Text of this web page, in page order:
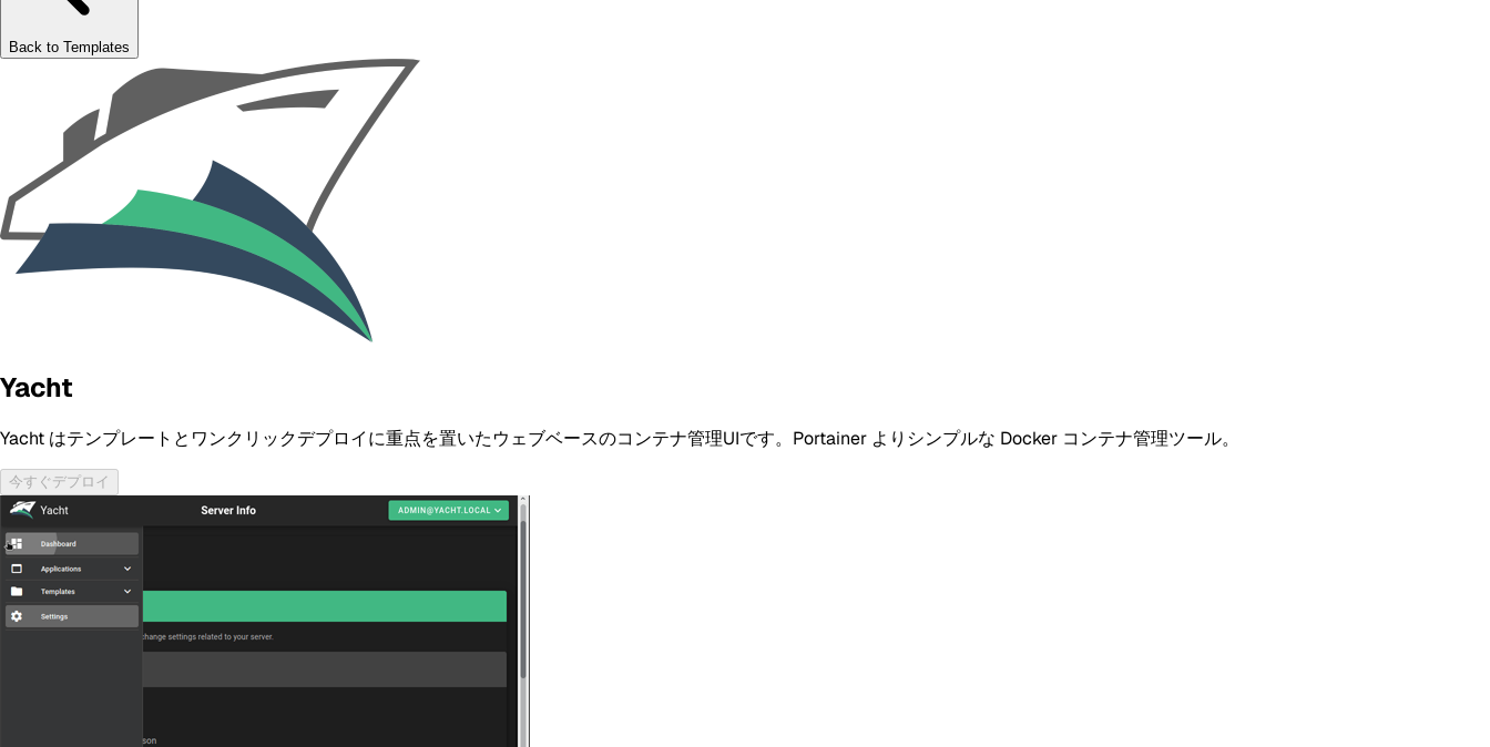
Back to Templates
Yacht
Yacht はテンプレートとワンクリックデプロイに重点を置いたウェブベースのコンテナ管理UIです。Portainer よりシンプルな Docker コンテナ管理ツール。
今すぐデプロイ